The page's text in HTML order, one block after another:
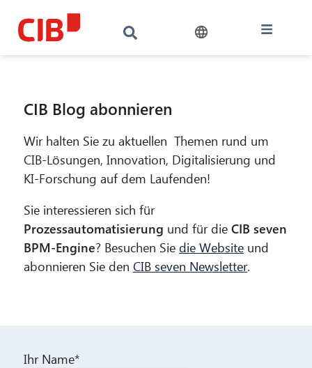
CIB Blog abonnieren
Wir halten Sie zu aktuellen Themen rund um
CIB-Lösungen, Innovation, Digitalisierung und
KI-Forschung auf dem Laufenden!
Sie interessieren sich für
Prozessautomatisierung und für die CIB seven
BPM-Engine? Besuchen Sie die Website und
abonnieren Sie den CIB seven Newsletter.
Ihr Name*